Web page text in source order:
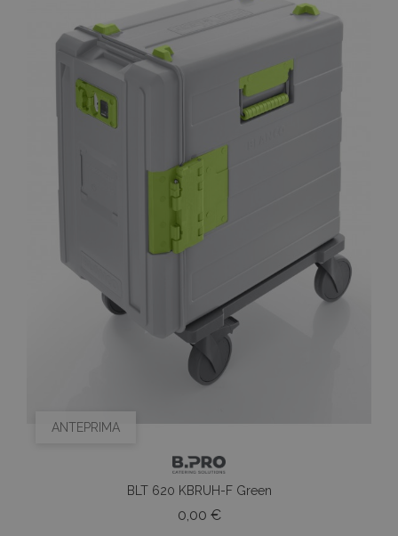
ANTEPRIMA
BLT 620 KBRUH-F Green
0,00 €Prezzo